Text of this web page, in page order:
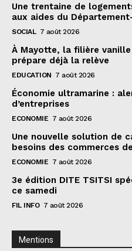
Une trentaine de
aux aides du
SOCIAL 7 août 2026
À Mayotte, la filière
prépare déjà la relève
EDUCATION 7 août 2026
Économie ultramarine :
d’entreprises
ECONOMIE 7 août 2026
Une nouvelle solution de
besoins des commerces
ECONOMIE 7 août 2026
3e édition DITE TSITSI
ce samedi
FIL INFO 7 août 2026
Mentions